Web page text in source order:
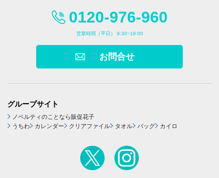
0120-976-960
営業時間（平日） 9:30~18:00
お問合せ
グループサイト
ノベルティのことなら販促花子
うちわ
カレンダー クリアファイル タオル バッグ カイロ